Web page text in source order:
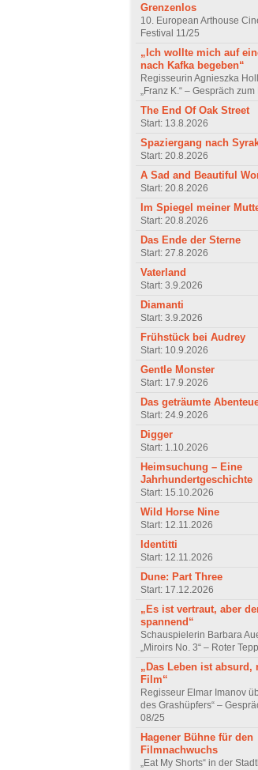
Grenzenlos
10. European Arthouse
Festival 11/25
„Ich wollte mich auf
nach Kafka begeben“
Regisseurin Agnieszka
„Franz K.“ – Gespräch
The End Of Oak Street
Start: 13.8.2026
Spaziergang nach
Start: 20.8.2026
A Sad and Beautiful
Start: 20.8.2026
Im Spiegel meiner
Start: 20.8.2026
Das Ende der Sterne
Start: 27.8.2026
Vaterland
Start: 3.9.2026
Diamanti
Start: 3.9.2026
Frühstück bei Audrey
Start: 10.9.2026
Gentle Monster
Start: 17.9.2026
Das geträumte
Start: 24.9.2026
Digger
Start: 1.10.2026
Heimsuchung – Eine
Jahrhundertgeschichte
Start: 15.10.2026
Wild Horse Nine
Start: 12.11.2026
Identitti
Start: 12.11.2026
Dune: Part Three
Start: 17.12.2026
„Es ist vertraut, aber
spannend“
Schauspielerin Barbara
„Miroirs No. 3“ – Roter
„Das Leben ist absurd,
Film“
Regisseur Elmar Imanov
des Grashüpfers“ –
08/25
Hagener Bühne für den
Filmnachwuchs
„Eat My Shorts“ in der